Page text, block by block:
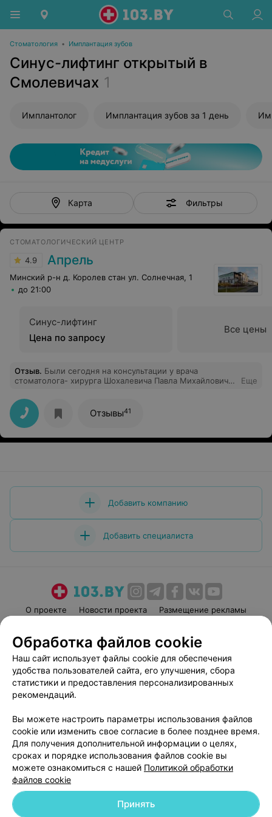
Стоматология • Имплантация зубов
Синус-лифтинг открытый в
Смолевичах 1
Имплантолог Имплантация зубов за 1 день
Карта Фильтры
СТОМАТОЛОГИЧЕСКИЙ ЦЕНТР
4.9 Апрель
Минский р-н д. Королев стан ул. Солнечная, 1
до 21:00
Синус-лифтинг
Цена по запросу
Все цены
Отзыв. Были сегодня на консультации у врача
стоматолога- хирурга Шохалевича Павла Михайловича
Еще
Отзывы41
Добавить компанию
Добавить специалиста
О проекте Новости проекта
Размещение рекламы
Пользовательское соглашение
Способы оплаты
Вакансии
Партнеры
Написать руководителю 103.by
Обработка персональных данных
© 2026 ООО «Артокс Лаб», УНП 191700409 | 220012, Республика Беларусь,
Обработка файлов cookie
Наш сайт использует файлы cookie для обеспечения
удобства пользователей сайта, его улучшения, сбора
статистики и предоставления персонализированных
рекомендаций.
Вы можете настроить параметры использования файлов
cookie или изменить свое согласие в более позднее время.
Для получения дополнительной информации о целях,
сроках и порядке использования файлов cookie вы
можете ознакомиться с нашей Политикой обработки
файлов cookie
Принять